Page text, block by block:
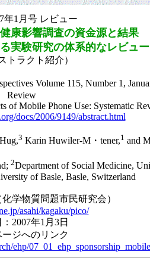
年1月号 レビュー
康影響調査の資金源と結果
実験研究の体系的なレビュー
トラクト紹介）
Volume 115, Number 1,
Review
of Mobile Phone Use: Systematic
docs/2006/9149/abstract.html
3 Karin Huwiler-M・tener,1 and
2Department of Social Medicine,
of Basle, Basle, Switzerland
物質問題市民研究会）
asahi/kagaku/pico/
2007年1月3日
ージへのリンク
ehp/